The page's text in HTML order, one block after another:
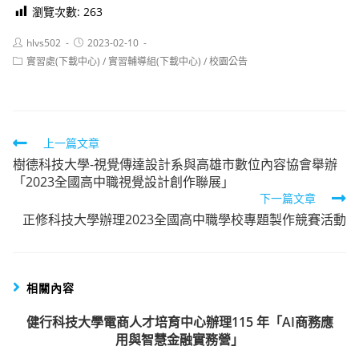
瀏覽次數: 263
Post
author:
hlvs502
Post
published:
2023-02-10
Post實習處(下載中心) / 實習輔導組(下載中心) /校園公告
Read
more
articles
上一篇文章
樹德科技大學-視覺傳達設計系與高雄市數位內容協會舉辦
「2023全國高中職視覺設計創作聯展」
下一篇文章
正修科技大學辦理2023全國高中職學校專題製作競賽活動
相關內容
健行科技大學電商人才培育中心辦理115 年「AI商務應
用與智慧金融實務營」